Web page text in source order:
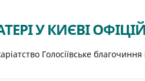
У КИЄВІ
Голосіївське